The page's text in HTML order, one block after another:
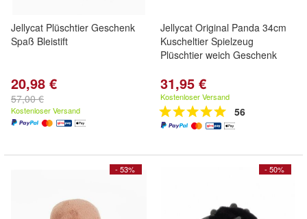
Jellycat Plüschtier Geschenk
Spaß Bleistift
20,98 €
57,00 €
Kostenloser Versand
Jellycat Original Panda 34cm
Kuscheltier Spielzeug
Plüschtier weich Geschenk
31,95 €
Kostenloser Versand
56
- 53% - 50%